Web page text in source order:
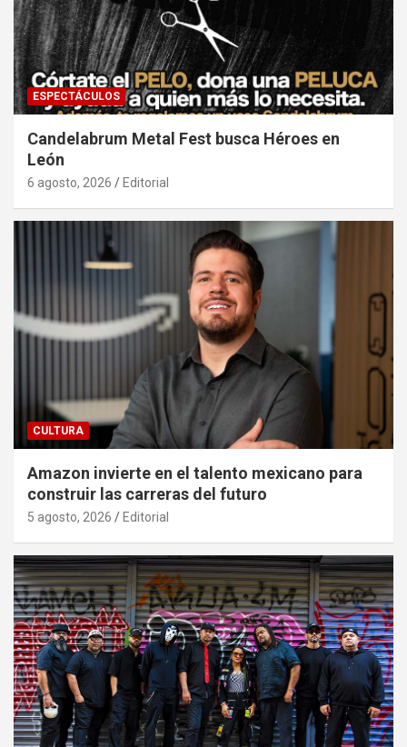
ESPECTÁCULOS
Candelabrum Metal Fest busca Héroes en
León
6 agosto, 2026 Editorial
CULTURA
Amazon invierte en el talento mexicano para
construir las carreras del futuro
5 agosto, 2026 Editorial